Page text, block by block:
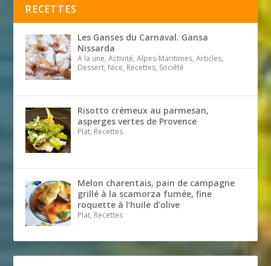
RECETTES
Les Ganses du Carnaval. Gansa
Nissarda
A la une, Activité, Alpes-Maritimes, Articles,
Dessert, Nice, Recettes, Société
Risotto crémeux au parmesan,
asperges vertes de Provence
Plat, Recettes
Melon charentais, pain de campagne
grillé à la scamorza fumée, fine
roquette à l’huile d’olive
Plat, Recettes